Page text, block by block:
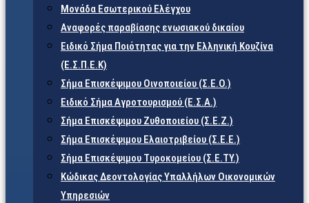
Μονάδα Εσωτερικού Ελέγχου
Αναφορές παραβίασης ενωσιακού δικαίου
Ειδικό Σήμα Ποιότητας για την Ελληνική Κουζίνα
(Ε.Σ.Π.Ε.Κ)
Σήμα Επισκέψιμου Οινοποιείου (Σ.Ε.Ο.)
Ειδικό Σήμα Αγροτουρισμού (Ε.Σ.Α.)
Σήμα Επισκέψιμου Ζυθοποιείου (Σ.Ε.Ζ.)
Σήμα Επισκέψιμου Ελαιοτριβείου (Σ.Ε.Ε.)
Σήμα Επισκέψιμου Τυροκομείου (Σ.Ε.TY.)
Κώδικας Δεοντολογίας Υπαλλήλων Οικονομικών
Υπηρεσιών